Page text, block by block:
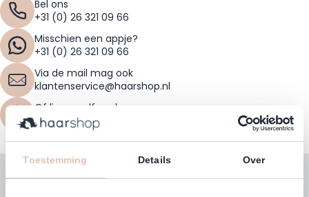
Toestemming Details Over
Bel ons
+31 (0) 26 321 09 66
Misschien een appje?
+31 (0) 26 321 09 66
Via de mail mag ook
klantenservice@haarshop.nl
Of liever zelf zoeken
Bekijk de veelgestelde vragen